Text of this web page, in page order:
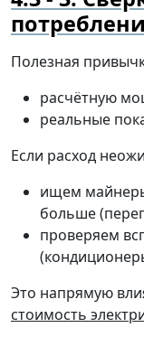
Полезная
расчётную
реальные
Если расход
ищем
больше
проверяем
Это напрямую
стоимость